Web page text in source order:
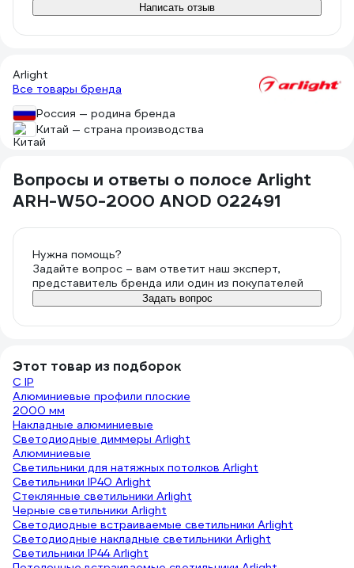
Написать отзыв
Arlight
Все товары бренда
Россия — родина бренда
Китай — страна производства
Вопросы и ответы о полосе Arlight
ARH-W50-2000 ANOD 022491
Нужна помощь?
Задайте вопрос – вам ответит наш эксперт,
представитель бренда или один из покупателей
Задать вопрос
Этот товар из подборок
С IP
Алюминиевые профили плоские
2000 мм
Накладные алюминиевые
Светодиодные диммеры Arlight
Алюминиевые
Светильники для натяжных потолков Arlight
Светильники IP40 Arlight
Стеклянные светильники Arlight
Черные светильники Arlight
Светодиодные встраиваемые светильники Arlight
Светодиодные накладные светильники Arlight
Светильники IP44 Arlight